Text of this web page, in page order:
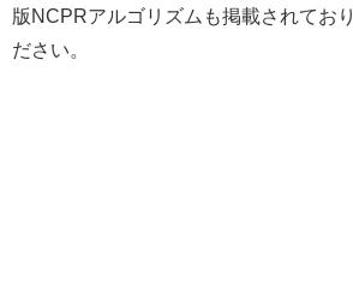
版NCPRアルゴリズムも掲載されてお
ださい。